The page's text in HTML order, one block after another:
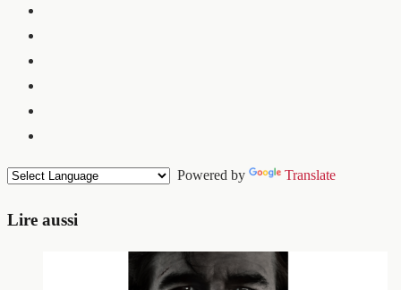
Powered by Translate
Lire aussi